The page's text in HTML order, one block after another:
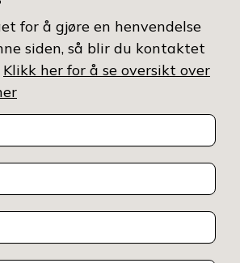
for å gjøre en henvendelse
siden, så blir du kontaktet
Klikk her for å se oversikt over